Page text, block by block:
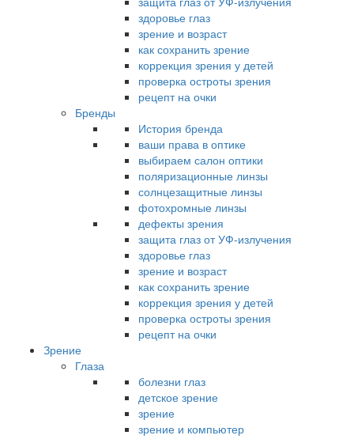
здоровье глаз
зрение и возраст
как сохранить зрение
коррекция зрения у детей
проверка остроты зрения
рецепт на очки
Бренды
История бренда
ваши права в оптике
выбираем салон оптики
поляризационные линзы
солнцезащитные линзы
фотохромные линзы
дефекты зрения
защита глаз от УФ-излучения
здоровье глаз
зрение и возраст
как сохранить зрение
коррекция зрения у детей
проверка остроты зрения
рецепт на очки
Зрение
Глаза
болезни глаз
детское зрение
зрение
зрение и компьютер